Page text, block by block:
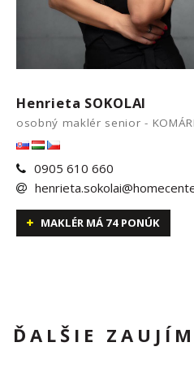
Henrieta SOKOLAI
osobný maklér senior -
0905 610 660
MAKLÉR MÁ 74 PONÚK
ĎALŠIE